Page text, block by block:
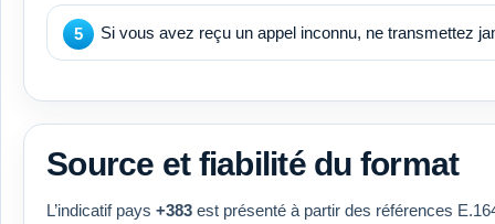
Si vous avez reçu un appel inconnu, ne transmettez
Source et fiabilité du format
L’indicatif pays +383 est présenté à partir des références